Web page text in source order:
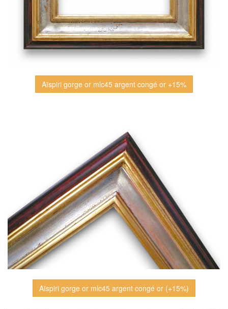
Aïspiri gorge or mlc45 argent congé or +15%
Aïspiri gorge or mlc45 argent congé or (+15%)